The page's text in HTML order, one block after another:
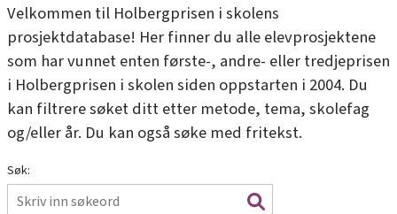
Velkommen til Holbergprisen i skolens
prosjektdatabase! Her finner du alle elevprosjektene
som har vunnet enten første-, andre- eller tredjeprisen
i Holbergprisen i skolen siden oppstarten i 2004. Du
kan filtrere søket ditt etter metode, tema, skolefag
og/eller år. Du kan også søke med fritekst.
Søk: